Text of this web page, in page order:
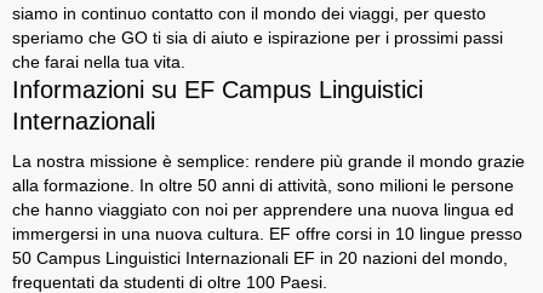
siamo in continuo contatto con il mondo dei viaggi, per questo
speriamo che GO ti sia di aiuto e ispirazione per i prossimi passi
che farai nella tua vita.
Informazioni su EF Campus Linguistici
Internazionali
La nostra missione è semplice: rendere più grande il mondo grazie
alla formazione. In oltre 50 anni di attività, sono milioni le persone
che hanno viaggiato con noi per apprendere una nuova lingua ed
immergersi in una nuova cultura. EF offre corsi in 10 lingue presso
50 Campus Linguistici Internazionali EF in 20 nazioni del mondo,
frequentati da studenti di oltre 100 Paesi.